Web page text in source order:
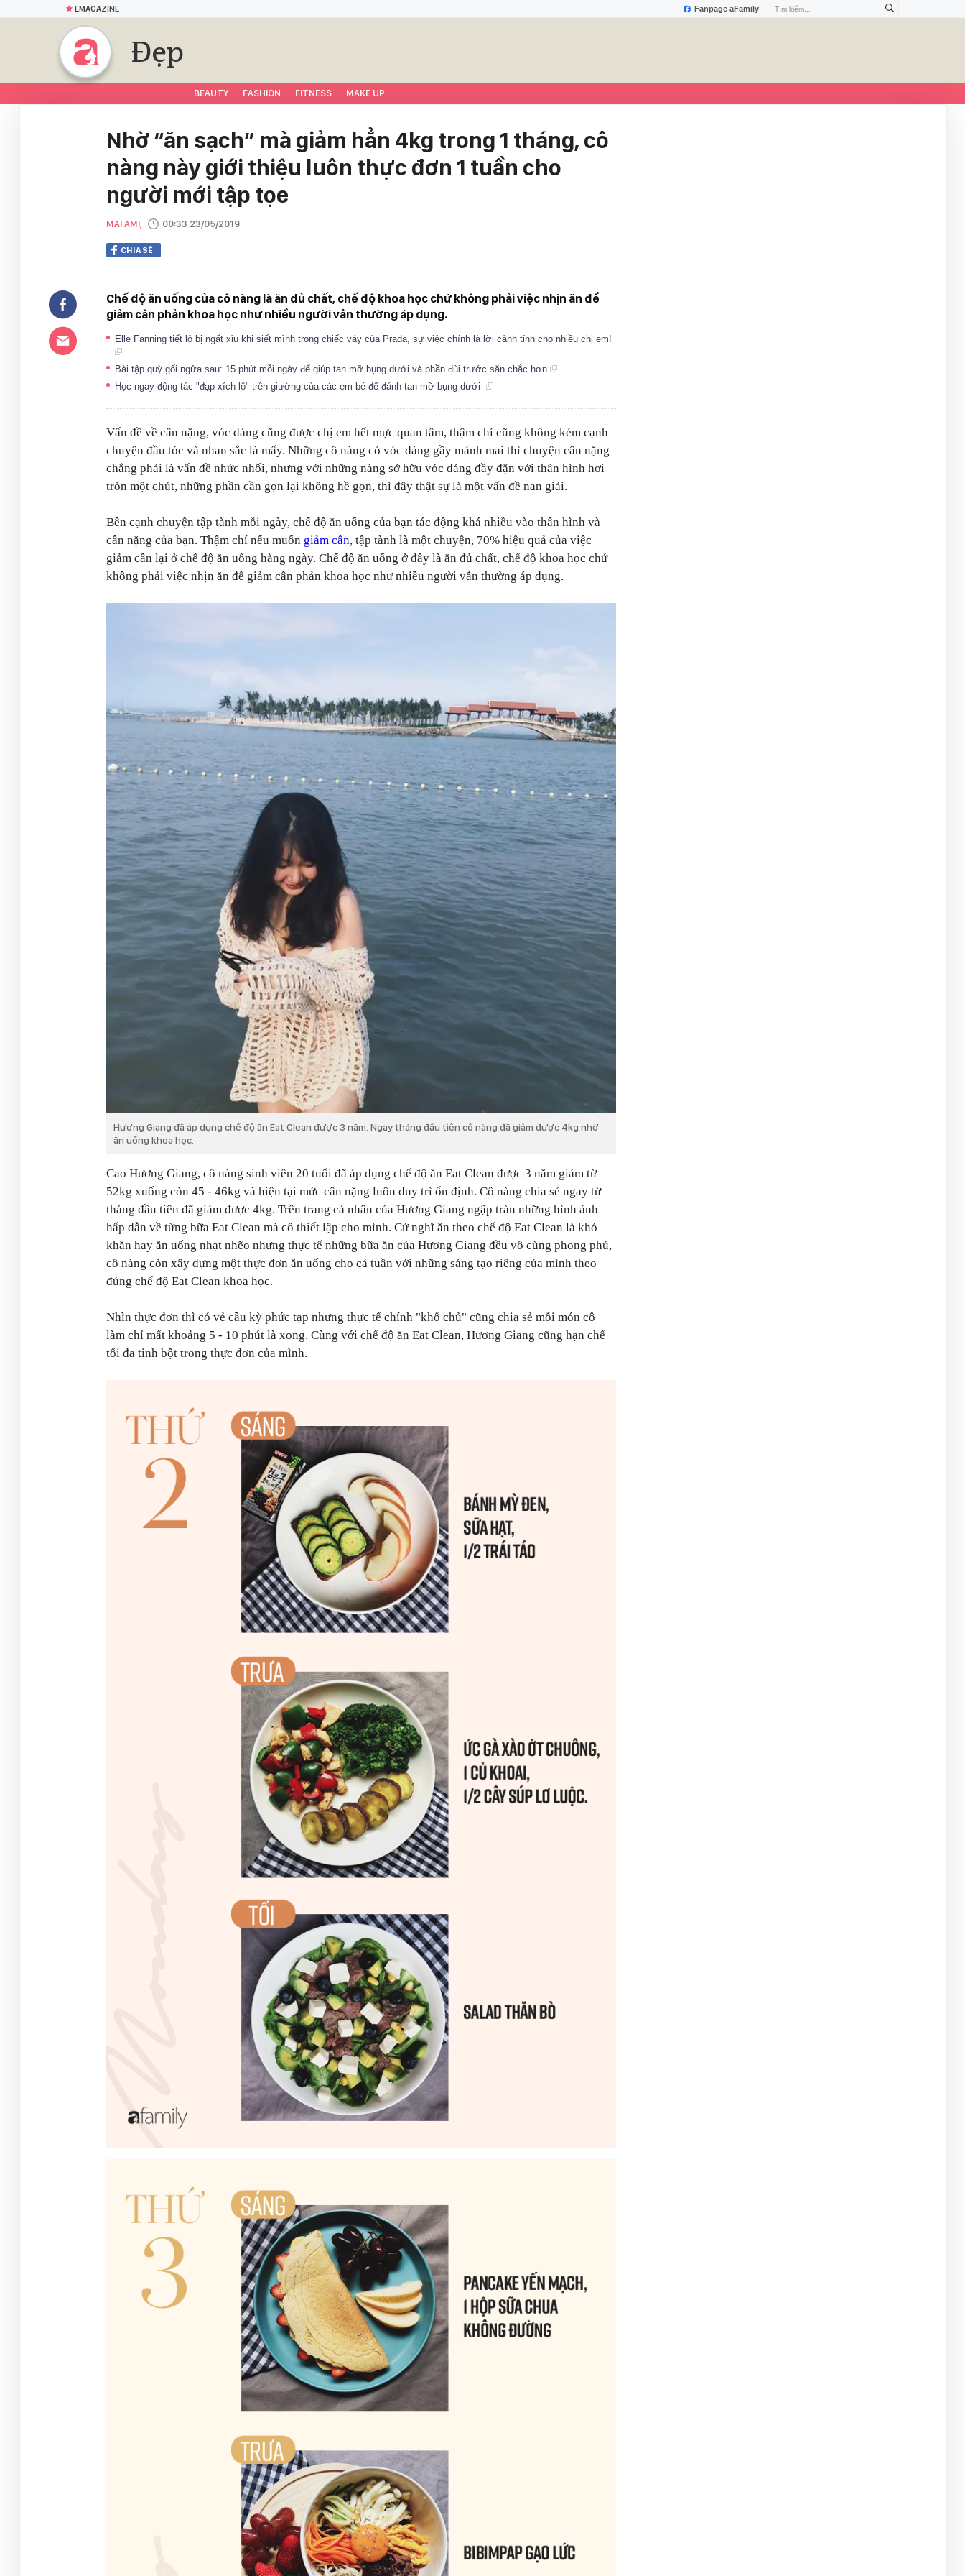
Fanpage aFamily
EMAGAZINE
Đẹp
BEAUTY FASHION FITNESS MAKE UP
Nhờ “ăn sạch” mà giảm hẳn 4kg trong 1 tháng, cô
nàng này giới thiệu luôn thực đơn 1 tuần cho
người mới tập tọe
MAI AMI, 00:33 23/05/2019
CHIA SẺ
Chế độ ăn uống của cô nàng là ăn đủ chất, chế độ khoa học chứ không phải việc nhịn ăn để
giảm cân phản khoa học như nhiều người vẫn thường áp dụng.
Elle Fanning tiết lộ bị ngất xỉu khi siết mình trong chiếc váy của Prada, sự việc chính là lời cảnh tỉnh cho nhiều chị em!
Bài tập quỳ gối ngửa sau: 15 phút mỗi ngày để giúp tan mỡ bụng dưới và phần đùi trước săn chắc hơn
Học ngay động tác "đạp xích lô" trên giường của các em bé để đánh tan mỡ bụng dưới
Vấn đề về cân nặng, vóc dáng cũng được chị em hết mực quan tâm, thậm chí cũng không kém cạnh
chuyện đầu tóc và nhan sắc là mấy. Những cô nàng có vóc dáng gầy mảnh mai thì chuyện cân nặng
chẳng phải là vấn đề nhức nhối, nhưng với những nàng sở hữu vóc dáng đầy đặn với thân hình hơi
tròn một chút, những phần cần gọn lại không hề gọn, thì đây thật sự là một vấn đề nan giải.
Bên cạnh chuyện tập tành mỗi ngày, chế độ ăn uống của bạn tác động khá nhiều vào thân hình và
cân nặng của bạn. Thậm chí nếu muốn giảm cân, tập tành là một chuyện, 70% hiệu quả của việc
giảm cân lại ở chế độ ăn uống hàng ngày. Chế độ ăn uống ở đây là ăn đủ chất, chế độ khoa học chứ
không phải việc nhịn ăn để giảm cân phản khoa học như nhiều người vẫn thường áp dụng.
Hương Giang đã áp dụng chế độ ăn Eat Clean được 3 năm. Ngay tháng đầu tiên cô nàng đã giảm được 4kg nhờ
ăn uống khoa học.
Cao Hương Giang, cô nàng sinh viên 20 tuổi đã áp dụng chế độ ăn Eat Clean được 3 năm giảm từ
52kg xuống còn 45 - 46kg và hiện tại mức cân nặng luôn duy trì ổn định. Cô nàng chia sẻ ngay từ
tháng đầu tiên đã giảm được 4kg. Trên trang cá nhân của Hương Giang ngập tràn những hình ảnh
hấp dẫn về từng bữa Eat Clean mà cô thiết lập cho mình. Cứ nghĩ ăn theo chế độ Eat Clean là khó
khăn hay ăn uống nhạt nhẽo nhưng thực tế những bữa ăn của Hương Giang đều vô cùng phong phú,
cô nàng còn xây dựng một thực đơn ăn uống cho cả tuần với những sáng tạo riêng của mình theo
đúng chế độ Eat Clean khoa học.
Nhìn thực đơn thì có vẻ cầu kỳ phức tạp nhưng thực tế chính "khổ chủ" cũng chia sẻ mỗi món cô
làm chỉ mất khoảng 5 - 10 phút là xong. Cùng với chế độ ăn Eat Clean, Hương Giang cũng hạn chế
tối đa tinh bột trong thực đơn của mình.